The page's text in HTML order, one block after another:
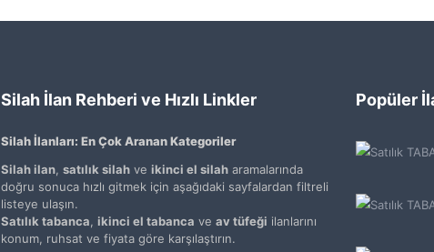
Silah İlan Rehberi ve Hızlı Linkler
Silah İlanları: En Çok Aranan Kategoriler
Silah ilan satılık silah ve ikinci el silah aramalarında
doğru sonuca hızlı gitmek için aşağıdaki sayfalardan filtreli
listeye ulaşın.
Satılık tabanca ikinci el tabanca ve av tüfeği ilanlarını
konum, ruhsat ve fiyata göre karşılaştırın.
Popüler